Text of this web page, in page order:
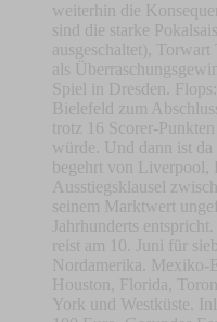
weiterhin die
sind die starke
ausgeschaltet),
als
Spiel in Dresden.
Bielefeld zum
trotz 16 Scorer-
würde. Und dann ist
begehrt von Liverpool,
Ausstiegsklausel
seinem Marktwert
Jahrhunderts
reist am 10. Juni für
Nordamerika. Mexiko-
Houston, Florida,
York und Westküste.